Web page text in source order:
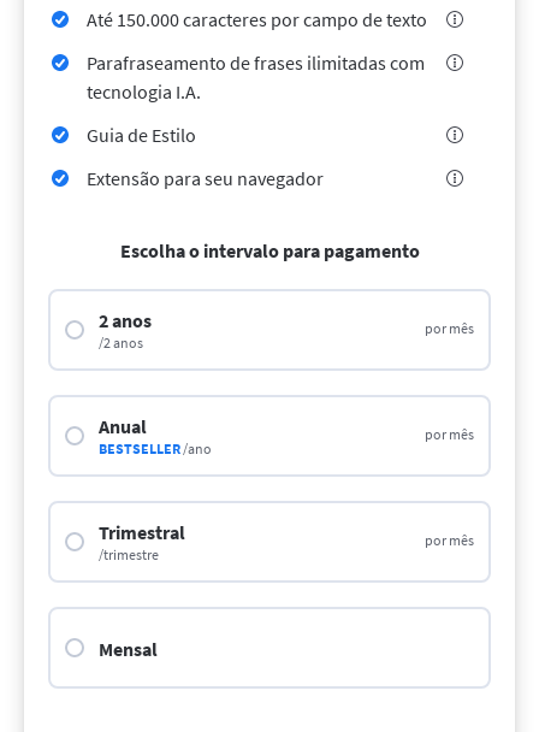
API de revisão
Blog
Vagas
Ajuda
Privacidade
Até 150.000 caracteres por campo de texto
Parafraseamento de frases ilimitadas com
tecnologia I.A.
Guia de Estilo
Extensão para seu navegador
Escolha o intervalo para pagamento
2 anos
/2 anos
por mês
Anual
BESTSELLER/ano
por mês
Trimestral
/trimestre
por mês
Mensal